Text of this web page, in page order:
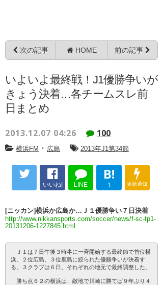
次の記事 HOME 前の記事
いよいよ最終戦！J1優勝争いが
きょう決着…各チームスレ前
日まとめ
2013.12.07 04:26 100
横浜FM ・ 広島 2013年J1第34節
いいね! LINE
B!
1 更新通知
[ニッカン]横浜か広島か…Ｊ１優勝争い７日決着
http://www.nikkansports.com/soccer/news/f-sc-tp1-
20131206-1227845.html
Ｊ１は７日午後３時半に一斉開始する最終節で首位横
浜、２位広島、３位鹿島に絞られた優勝争いが決着す
る。３クラブは６日、それぞれの地元で最終調整した。
勝ち点６２の横浜は、敵地で川崎に勝てば９年ぶり４